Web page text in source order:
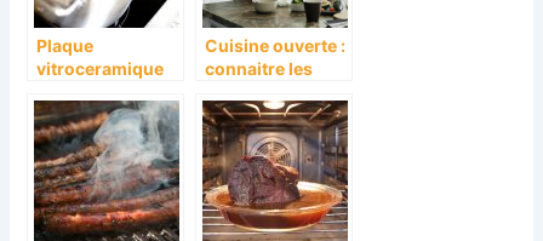
Plaque
vitroceramique
deux appareils
de cuisson qu’on
confond
Cuisine ouverte :
connaitre les
decoration
adequate !